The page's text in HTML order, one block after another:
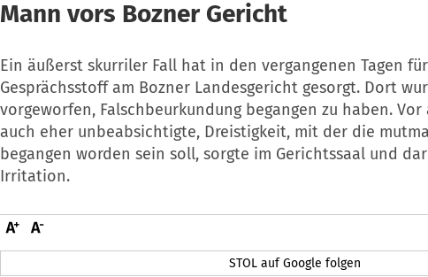
Mann vors Bozner Gericht
Ein äußerst skurriler Fall hat in den vergangenen Tagen
Gesprächsstoff am Bozner Landesgericht gesorgt. Dort
vorgeworfen, Falschbeurkundung begangen zu haben.
auch eher unbeabsichtigte, Dreistigkeit, mit der die
begangen worden sein soll, sorgte im Gerichtssaal und
Irritation.
STOL auf Google folgen